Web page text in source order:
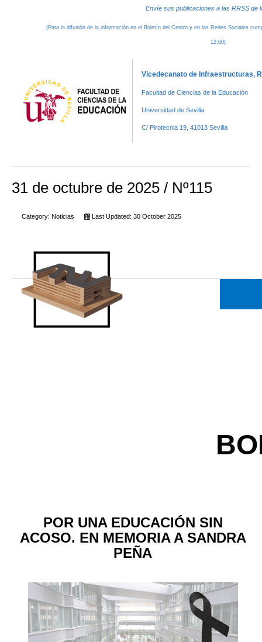
Envíe sus publicaciones a las RRSS de
(Para la difusión de la información en el Boletín del Centro y en las Redes Sociales
12:00)
Vicedecanato de Infraestructuras,
Facultad de Ciencias de la Educación
Universidad de Sevilla
C/ Pirotecnia 19, 41013 Sevilla
31 de octubre de 2025 / Nº115
Category: Noticias Last Updated: 30 October 2025
POR UNA EDUCACIÓN SIN
ACOSO. EN MEMORIA A SANDRA
PEÑA